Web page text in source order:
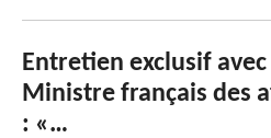
Entretien exclusif
Ministre français des
: «…